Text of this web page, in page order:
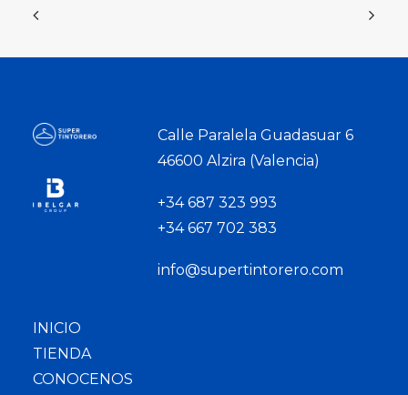
Calle Paralela Guadasuar 6
46600 Alzira (Valencia)
+34 687 323 993
+34 667 702 383
info@supertintorero.com
INICIO
TIENDA
CONOCENOS